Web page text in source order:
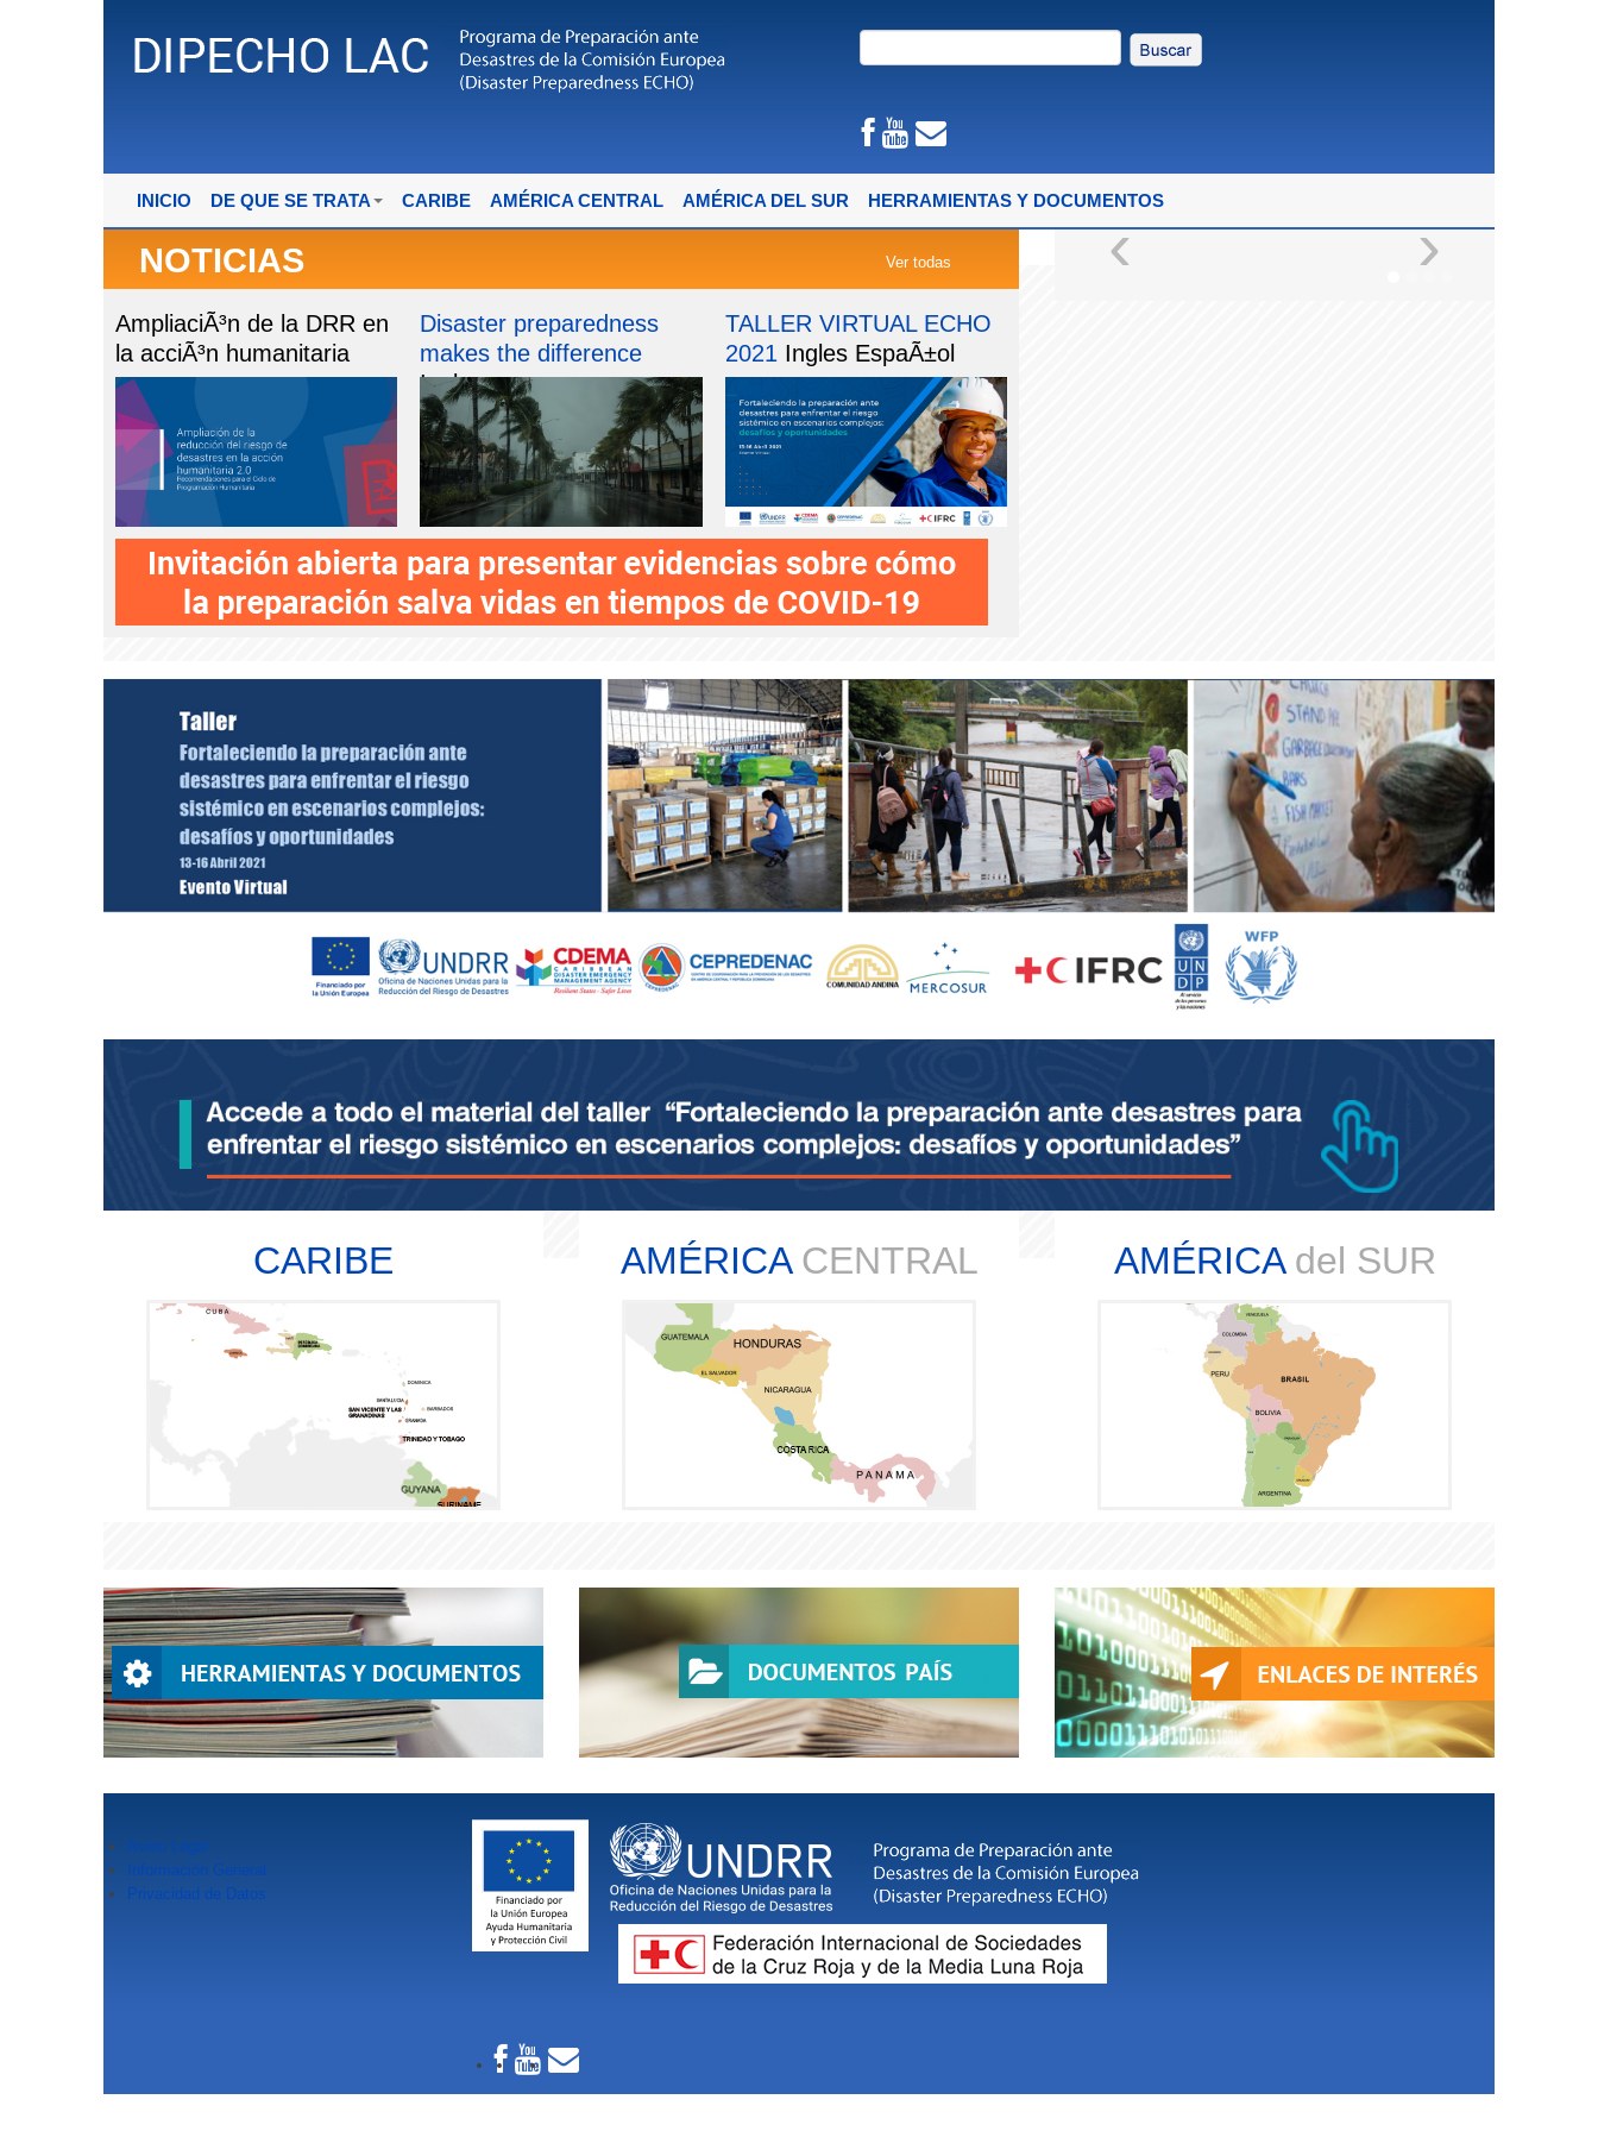
INICIO DE QUE SE TRATA CARIBE AMÉRICA CENTRAL AMÉRICA DEL SUR HERRAMIENTAS Y DOCUMENTOS
NOTICIAS Ver todas
AmpliaciÃ³n de la DRR en
la acciÃ³n humanitaria
Disaster preparedness
makes the difference
Ingles
TALLER VIRTUAL ECHO
2021 InglesEspaÃ±ol
‹ ›
CARIBE AMÉRICACENTRAL AMÉRICAdel SUR
Aviso Legal
Información General
Privacidad de Datos